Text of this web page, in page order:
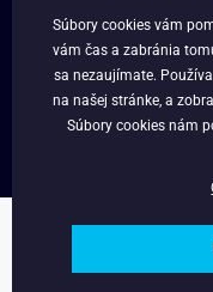
VERNOSTNÝ PROGRAM
FACEBOOK
Copyright © 2025 -
Súbory cookies vám
vám čas a zabránia
sa nezaujímate.
na našej stránke, a
Súbory cookies nám